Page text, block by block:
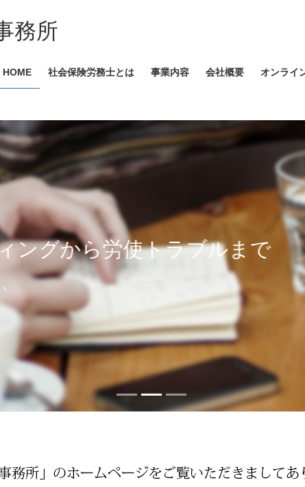
務所
HOME 社会保険労務士とは 事業内容 会社概要 オンライ
使トラブルまで